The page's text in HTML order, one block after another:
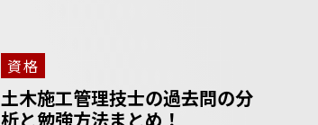
資格
土木施工管理技士の過去問の分
析と勉強方法まとめ！